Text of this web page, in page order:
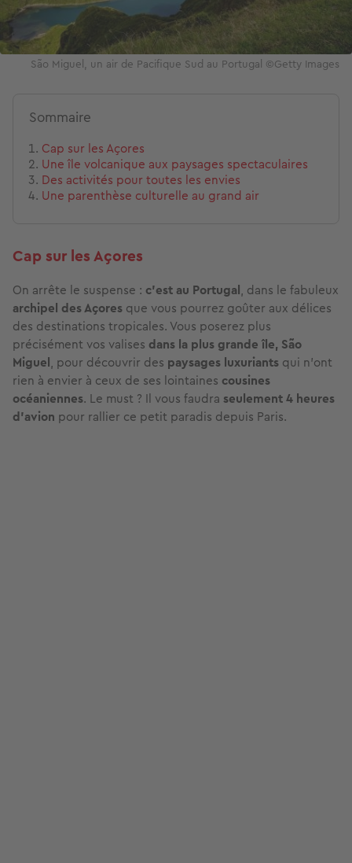
São Miguel, un air de Pacifique Sud au Portugal ©Getty Images
Sommaire
Cap sur les Açores
Une île volcanique aux paysages spectaculaires
Des activités pour toutes les envies
Une parenthèse culturelle au grand air
Cap sur les Açores
On arrête le suspense : c’est au Portugal, dans le fabuleux
archipel des Açores que vous pourrez goûter aux délices
des destinations tropicales. Vous poserez plus
précisément vos valises dans la plus grande île, São
Miguel, pour découvrir des paysages luxuriants qui n’ont
rien à envier à ceux de ses lointaines cousines
océaniennes. Le must ? Il vous faudra seulement 4 heures
d’avion pour rallier ce petit paradis depuis Paris.